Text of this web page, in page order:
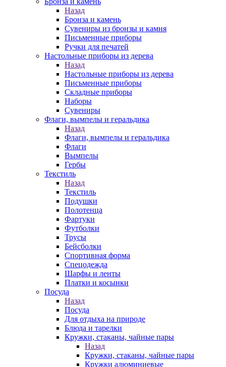
Назад
Бронза и камень
Сувениры из бронзы и камня
Письменные приборы
Ручки для печатей
Настольные приборы из дерева
Назад
Настольные приборы из дерева
Письменные приборы
Складные приборы
Наборы
Сувениры
Флаги, вымпелы и геральдика
Назад
Флаги, вымпелы и геральдика
Флаги
Вымпелы
Гербы
Текстиль
Назад
Текстиль
Подушки
Полотенца
Фартуки
Футболки
Трусы
Бейсболки
Спортивная форма
Спецодежда
Шарфы и ленты
Платки и косынки
Посуда
Назад
Посуда
Для отдыха на природе
Блюда и тарелки
Кружки, стаканы, чайные пары
Назад
Кружки, стаканы, чайные пары
Кружки алюминиевые